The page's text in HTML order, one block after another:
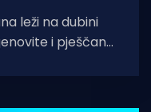
leži na dubini
i pješčane